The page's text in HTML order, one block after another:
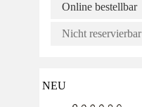
Online bestellbar
Nicht reservierbar
NEU